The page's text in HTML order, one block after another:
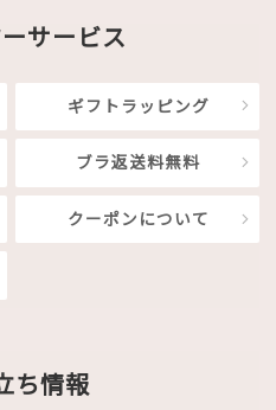
サービス
ギフトラッピング
ブラ返送料無料
クーポンについて
ち情報